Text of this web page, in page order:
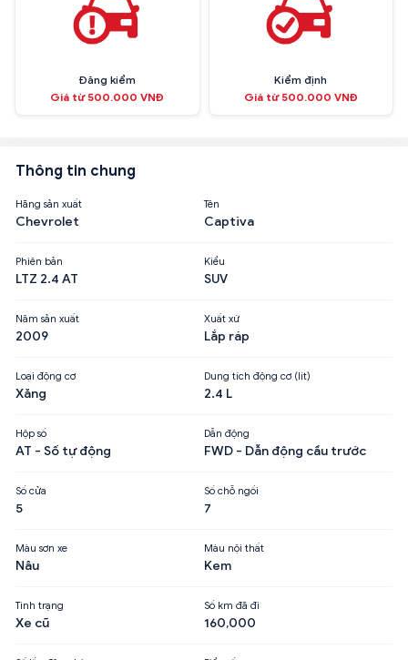
Đăng kiểm
Giá từ 500.000 VNĐ
Kiểm định
Giá từ 500.000 VNĐ
Thông tin chung
Hãng sản xuất
Chevrolet
Tên
Captiva
Phiên bản
LTZ 2.4 AT
Kiểu
SUV
Năm sản xuất
2009
Xuất xứ
Lắp ráp
Loại động cơ
Xăng
Dung tích động cơ (lít)
2.4 L
Hộp số
AT - Số tự động
Dẫn động
FWD - Dẫn động cầu trước
Số cửa
5
Số chỗ ngồi
7
Màu sơn xe
Nâu
Màu nội thất
Kem
Tình trạng
Xe cũ
Số km đã đi
160,000